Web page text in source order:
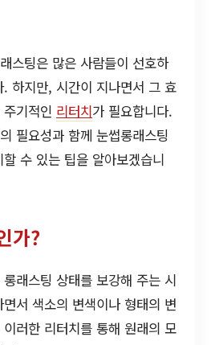
스팅은 많은 사람들이 선호하
하지만, 시간이 지나면서 그 효
기적인 리터치가 필요합니다.
필요성과 함께 눈썹롱래스팅
수 있는 팁을 알아보겠습니
가?
래스팅 상태를 보강해 주는 시
서 색소의 변색이나 형태의 변
러한 리터치를 통해 원래의 모